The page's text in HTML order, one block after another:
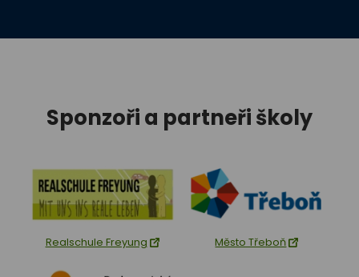
Sponzoři a partneři školy
Realschule Freyung Město Třeboň